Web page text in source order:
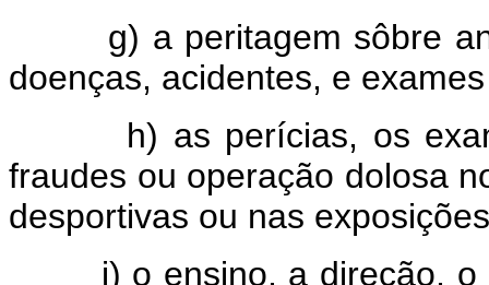
g) a peritagem sôbre
doenças, acidentes, e
h) as perícias, os
fraudes ou operação dolosa
desportivas ou nas
i) o ensino, a direção, o